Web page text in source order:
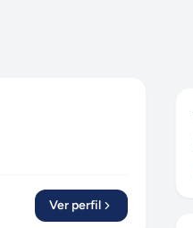
Ver perfil